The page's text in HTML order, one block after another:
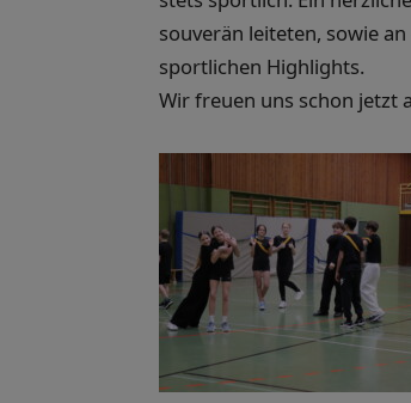
souverän leiteten, sowie
sportlichen Highlights.
Wir freuen uns schon jetzt